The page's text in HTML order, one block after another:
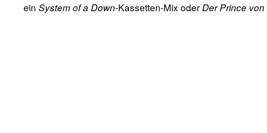
ein System of a Down-Kassetten-Mix oderDer Prince von